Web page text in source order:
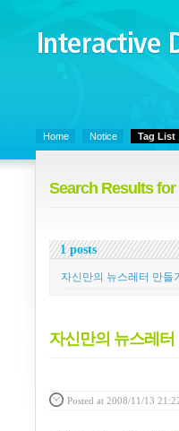
PR 2.0
Home Notice Tag List
Search Results for
1 posts
자신만의 뉴스레터 만들
자신만의 뉴스레
Posted at 2008/11/13